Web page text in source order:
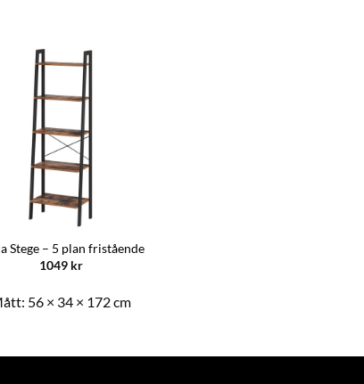
Stege – 5 plan fristående
1049 kr
56 × 34 × 172 cm